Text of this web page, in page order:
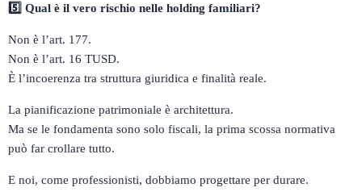
5️ Qual è il vero rischio nelle holding familiari?
Non è l’art. 177.
Non è l’art. 16 TUSD.
È l’incoerenza tra struttura giuridica e finalità reale.
La pianificazione patrimoniale è architettura.
Ma se le fondamenta sono solo fiscali, la prima scossa normativa
può far crollare tutto.
E noi, come professionisti, dobbiamo progettare per durare.